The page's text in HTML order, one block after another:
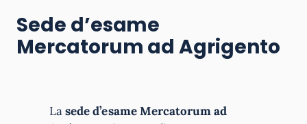
Sede d’esame
Mercatorum ad Agrigento
Lasede d’esame Mercatorum ad